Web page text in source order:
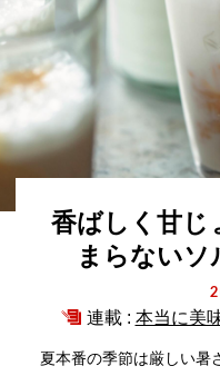
香ばしく甘じ
まらないソ
連載 : 本当に美
夏本番の季節は厳しい暑